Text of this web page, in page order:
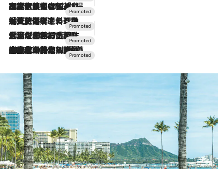
2026.7.31
【ホテル帰省】という選択肢をOMOが提案。家族とほどよい距離を保つには「昼は実家、夜は気兼ねなくホテルで！」
2026.7.24
【夏限定ディナーコース】旬を迎える稚鮎や花ズッキーニなどをイタリア・トスカーナの郷土料理の手法で満喫！
2026.7.17
「土佐和ハーブかき氷」がOMO7高知に登場！生姜、山椒、大葉など目にも舌にも涼を呼ぶ郷土の味
2026.7.10
NEW OPEN！【界 草津】名湯の地に誕生。趣の異なる2種の温泉と上州ならではの会席・蕎麦割烹など美食を味わう究極の癒やし旅